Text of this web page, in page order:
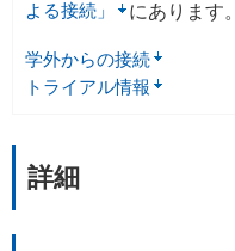
よる接続」 にあります。
学外からの接続
トライアル情報
詳細